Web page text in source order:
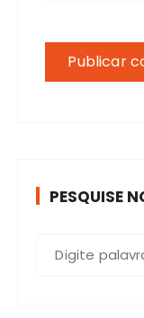
PESQUISE